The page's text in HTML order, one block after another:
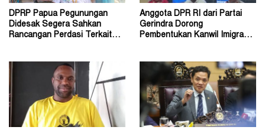
DPRP Papua Pegunungan
Didesak Segera Sahkan
Rancangan Perdasi Terkait
Anggota DPR RI dari Partai
Gerindra Dorong
Pembentukan Kanwil Imigrasi